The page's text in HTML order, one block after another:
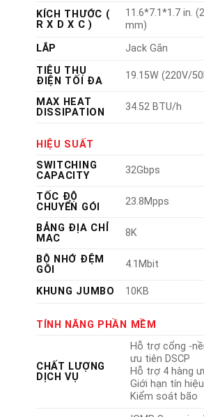
KÍCH THƯỚC (
R X D X C )
11.6*7.1*1.7 in.
mm)
LẮP
Jack Gắn
TIÊU THỤ
ĐIỆN TỐI ĐA
19.15W (220V/
MAX HEAT
DISSIPATION
34.52 BTU/h
HIỆU SUẤT
SWITCHING
CAPACITY
32Gbps
TỐC ĐỘ
CHUYỂN GÓI
23.8Mpps
BẢNG ĐỊA CHỈ
MAC
8K
BỘ NHỚ ĐỆM
GÓI
4.1Mbit
KHUNG JUMBO 10KB
TÍNH NĂNG PHẦN MỀM
CHẤT LƯỢNG
DỊCH VỤ
Hỗ trợ cổng -
ưu tiên DSCP
Hỗ trợ 4 hàng
Giới hạn tín hiệu
Kiểm soát bão